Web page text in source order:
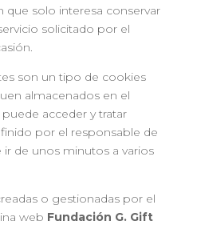
que solo interesa conservar
solicitado por el
son un tipo de cookies
almacenados en el
acceder y tratar
por el responsable de
de unos minutos a varios
o gestionadas por el
web Fundación G. Gift